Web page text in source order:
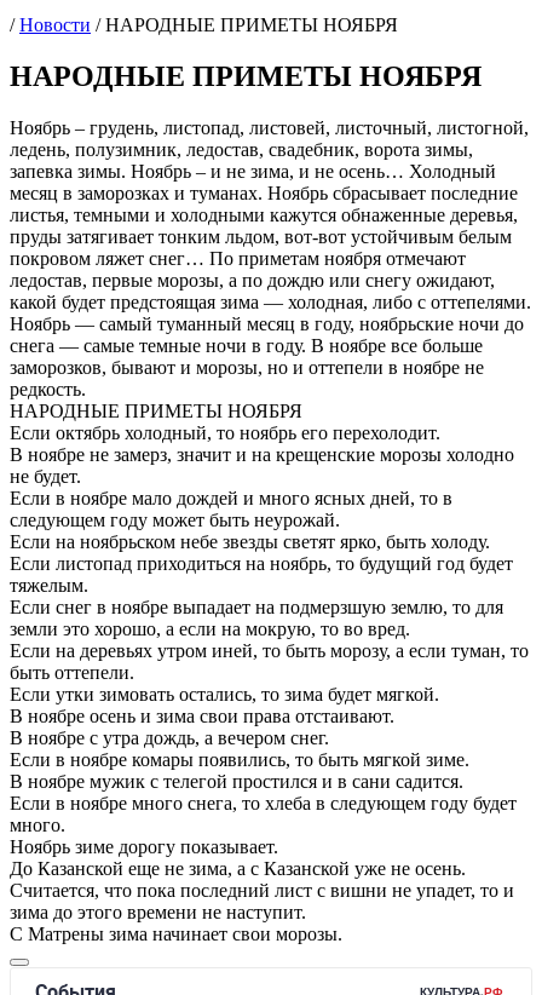
/Новости /НАРОДНЫЕ ПРИМЕТЫ НОЯБРЯ
НАРОДНЫЕ ПРИМЕТЫ НОЯБРЯ
Ноябрь – грудень, листопад, листовей, листочный, листогной,
ледень, полузимник, ледостав, свадебник, ворота зимы,
запевка зимы. Ноябрь – и не зима, и не осень… Холодный
месяц в заморозках и туманах. Ноябрь сбрасывает последние
листья, темными и холодными кажутся обнаженные деревья,
пруды затягивает тонким льдом, вот-вот устойчивым белым
покровом ляжет снег… По приметам ноября отмечают
ледостав, первые морозы, а по дождю или снегу ожидают,
какой будет предстоящая зима — холодная, либо с оттепелями.
Ноябрь — самый туманный месяц в году, ноябрьские ночи до
снега — самые темные ночи в году. В ноябре все больше
заморозков, бывают и морозы, но и оттепели в ноябре не
редкость.
НАРОДНЫЕ ПРИМЕТЫ НОЯБРЯ
Если октябрь холодный, то ноябрь его перехолодит.
В ноябре не замерз, значит и на крещенские морозы холодно
не будет.
Если в ноябре мало дождей и много ясных дней, то в
следующем году может быть неурожай.
Если на ноябрьском небе звезды светят ярко, быть холоду.
Если листопад приходиться на ноябрь, то будущий год будет
тяжелым.
Если снег в ноябре выпадает на подмерзшую землю, то для
земли это хорошо, а если на мокрую, то во вред.
Если на деревьях утром иней, то быть морозу, а если туман, то
быть оттепели.
Если утки зимовать остались, то зима будет мягкой.
В ноябре осень и зима свои права отстаивают.
В ноябре с утра дождь, а вечером снег.
Если в ноябре комары появились, то быть мягкой зиме.
В ноябре мужик с телегой простился и в сани садится.
Если в ноябре много снега, то хлеба в следующем году будет
много.
Ноябрь зиме дорогу показывает.
До Казанской еще не зима, а с Казанской уже не осень.
Считается, что пока последний лист с вишни не упадет, то и
зима до этого времени не наступит.
С Матрены зима начинает свои морозы.